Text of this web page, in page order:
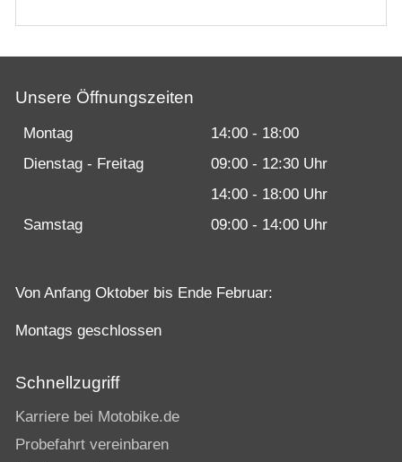
Unsere Öffnungszeiten
Montag
14:00 - 18:00
Dienstag - Freitag
09:00 - 12:30 Uhr
14:00 - 18:00 Uhr
Samstag
09:00 - 14:00 Uhr
Von Anfang Oktober bis Ende Februar:
Montags geschlossen
Schnellzugriff
Karriere bei Motobike.de
Probefahrt vereinbaren